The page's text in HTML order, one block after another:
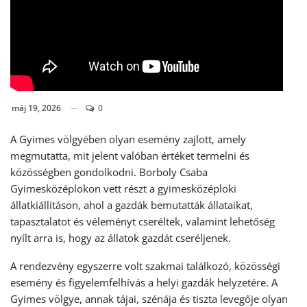
máj 19, 2026 0
A Gyimes völgyében olyan esemény zajlott, amely
megmutatta, mit jelent valóban értéket termelni és
közösségben gondolkodni. Borboly Csaba
Gyimesközéplokon vett részt a gyimesközéploki
állatkiállításon, ahol a gazdák bemutatták állataikat,
tapasztalatot és véleményt cseréltek, valamint lehetőség
nyílt arra is, hogy az állatok gazdát cseréljenek.
A rendezvény egyszerre volt szakmai találkozó, közösségi
esemény és figyelemfelhívás a helyi gazdák helyzetére. A
Gyimes völgye, annak tájai, szénája és tiszta levegője olyan